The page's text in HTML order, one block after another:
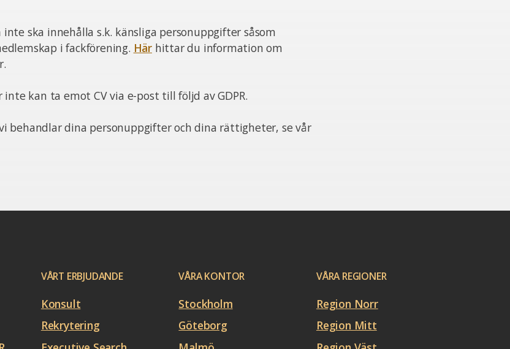
ska innehålla s.k. känsliga personuppgifter såsom
i fackförening. Härhittar du information om
kan ta emot CV via e-post till följd av GDPR.
behandlar dina personuppgifter och dina rättigheter, se vår
VÅRT ERBJUDANDE
Konsult
Rekrytering
VÅRA KONTOR
Stockholm
Göteborg
VÅRA REGIONER
Region Norr
Region Mitt